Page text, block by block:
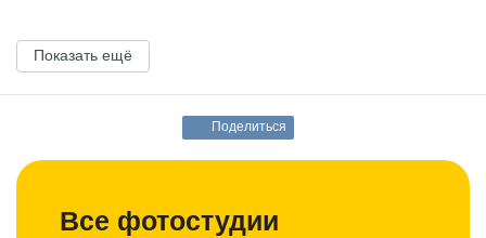
Показать ещё
Поделиться
Все фотостудии